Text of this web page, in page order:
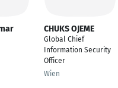
CHUKS OJEME
Global Chief
Information Security
Officer
Wien